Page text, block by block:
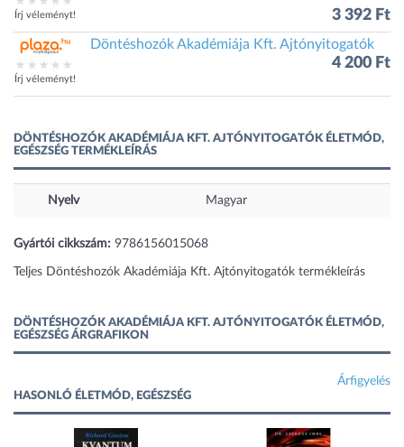
Írj véleményt! 3 392 Ft
Írj véleményt!
Döntéshozók Akadémiája Kft. Ajtónyitogatók
4 200 Ft
DÖNTÉSHOZÓK AKADÉMIÁJA KFT. AJTÓNYITOGATÓK ÉLETMÓD,
EGÉSZSÉG TERMÉKLEÍRÁS
Nyelv Magyar
Gyártói cikkszám: 9786156015068
Teljes Döntéshozók Akadémiája Kft. Ajtónyitogatók termékleírás
DÖNTÉSHOZÓK AKADÉMIÁJA KFT. AJTÓNYITOGATÓK ÉLETMÓD,
EGÉSZSÉG ÁRGRAFIKON
Árfigyelés
HASONLÓ ÉLETMÓD, EGÉSZSÉG